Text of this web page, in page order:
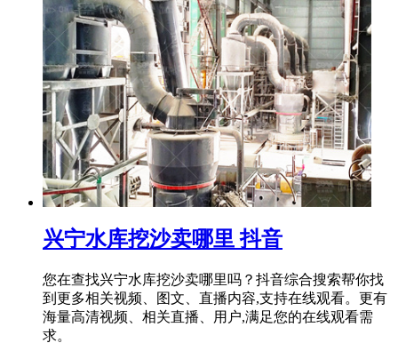
兴宁水库挖沙卖哪里 抖音
您在查找兴宁水库挖沙卖哪里吗？抖音综合搜索帮你找
到更多相关视频、图文、直播内容,支持在线观看。更有
海量高清视频、相关直播、用户,满足您的在线观看需
求。